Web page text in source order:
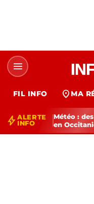
menu
FIL INFO location_on MA
bolt ALERTE
INFO
Météo :
en